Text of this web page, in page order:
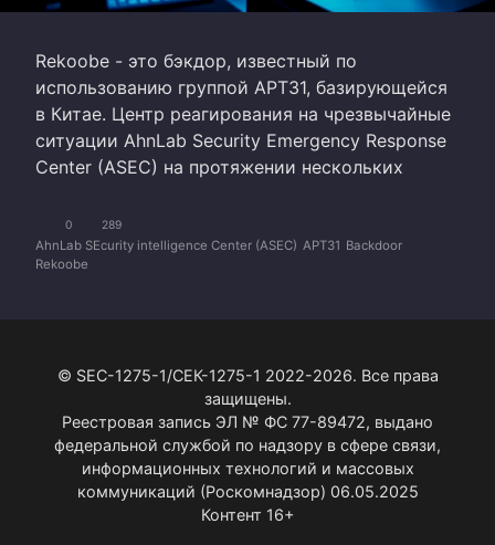
Rekoobe - это бэкдор, известный по
использованию группой APT31, базирующейся
в Китае. Центр реагирования на чрезвычайные
ситуации AhnLab Security Emergency Response
Center (ASEC) на протяжении нескольких
0 289
AhnLab SEcurity intelligence Center (ASEC) APT31 Backdoor
Rekoobe
© SEC-1275-1/СЕК-1275-1 2022-2026. Все права
защищены.
Реестровая запись ЭЛ № ФС 77-89472, выдано
федеральной службой по надзору в сфере связи,
информационных технологий и массовых
коммуникаций (Роскомнадзор) 06.05.2025
Контент 16+